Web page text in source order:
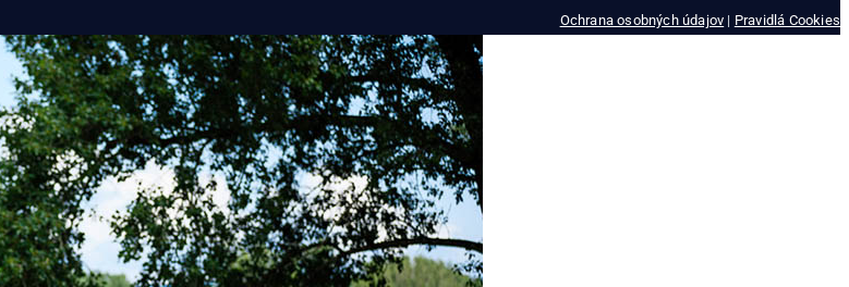
Ochrana osobných údajov | Pravidlá Cookies